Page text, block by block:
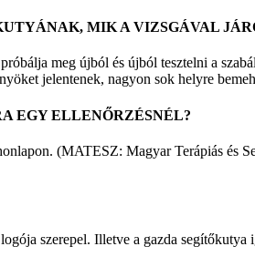
MIK A VIZSGÁVAL
meg újból és újból tesztelni a
jelentenek, nagyon sok helyre
EGY ELLENŐRZÉSNÉL?
(MATESZ: Magyar Terápiás és
szerepel. Illetve a gazda